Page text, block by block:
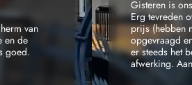
van
en de
goed.
Gisteren is
Erg tevreden
prijs (hebben
opgevraagd
er steeds het
afwerking.